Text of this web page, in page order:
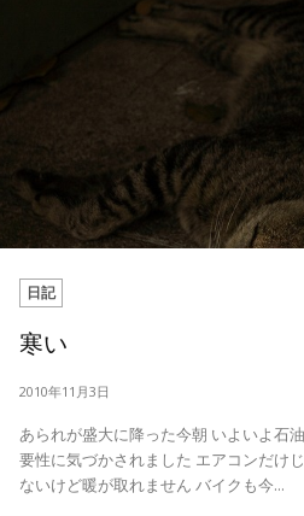
日記
寒い
2010年11月3日
あられが盛大に降った今朝 いよいよ石油ストーブの必
要性に気づかされました エアコンだけじゃとてもじゃ
ないけど暖が取れません バイクも今...